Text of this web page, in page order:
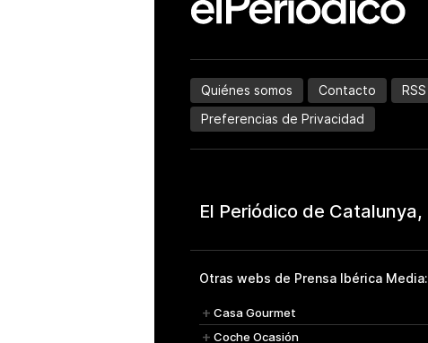
Quiénes somos Contacto RSS
Preferencias de Privacidad
Otras webs de Prensa Ibérica Media:
Casa Gourmet
Coche Ocasión